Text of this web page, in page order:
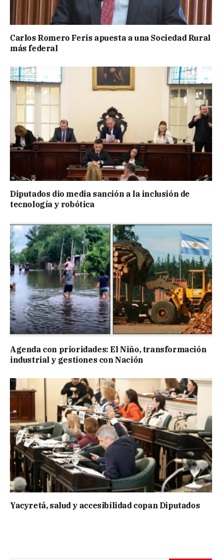
Carlos Romero Feris apuesta a una Sociedad Rural
más federal
Diputados dio media sanción a la inclusión de
tecnología y robótica
Agenda con prioridades: El Niño, transformación
industrial y gestiones con Nación
Yacyretá, salud y accesibilidad copan Diputados